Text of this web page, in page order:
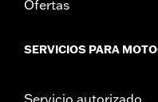
Ofertas
SERVICIOS PARA
Servicio autorizado